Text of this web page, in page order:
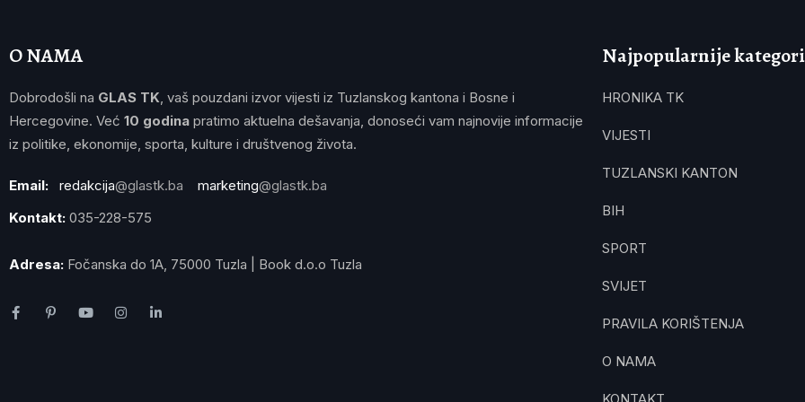
O NAMA
Dobrodošli na GLAS TK, vaš pouzdani izvor vijesti iz Tuzlanskog kantona i Bosne i
Hercegovine. Već 10 godina pratimo aktuelna dešavanja, donoseći vam najnovije informacije
iz politike, ekonomije, sporta, kulture i društvenog života.
Email: redakcija@glastk.ba marketing@glastk.ba
Kontakt: 035-228-575
Adresa: Fočanska do 1A, 75000 Tuzla | Book d.o.o Tuzla
Najpopularnije
HRONIKA TK
VIJESTI
TUZLANSKI KANTON
BIH
SPORT
SVIJET
PRAVILA KORIŠTENJA
O NAMA